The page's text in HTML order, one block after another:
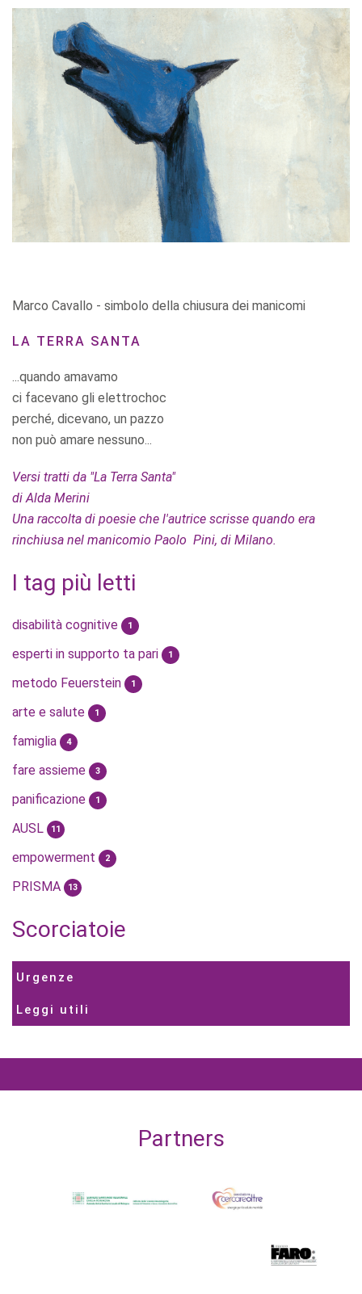
Marco Cavallo - simbolo della chiusura dei manicomi
LA TERRA SANTA
...quando amavamo
ci facevano gli elettrochoc
perché, dicevano, un pazzo
non può amare nessuno...
Versi tratti da "La Terra Santa"
di Alda Merini
Una raccolta di poesie che l'autrice scrisse quando era
rinchiusa nel manicomio Paolo Pini, di Milano.
I tag più letti
disabilità cognitive 1
esperti in supporto ta pari 1
metodo Feuerstein 1
arte e salute 1
famiglia 4
fare assieme 3
panificazione 1
AUSL 11
empowerment 2
PRISMA 13
Scorciatoie
Urgenze
Leggi utili
Partners